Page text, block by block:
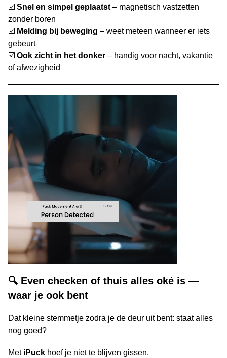
☑️ Snel en simpel geplaatst – magnetisch vastzetten
zonder boren
☑️ Melding bij beweging – weet meteen wanneer er iets
gebeurt
☑️ Ook zicht in het donker – handig voor nacht, vakantie
of afwezigheid
🔍 Even checken of thuis alles oké is —
waar je ook bent
Dat kleine stemmetje zodra je de deur uit bent: staat alles
nog goed?
Met iPuck hoef je niet te blijven gissen.